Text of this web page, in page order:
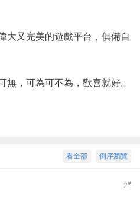
大又完美的遊戲平台，俱備自
無，可為可不為，歡喜就好。
倒序瀏覽
看全部
2#